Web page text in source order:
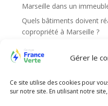
Gérer le
Ce site utilise des cookies pour
sur notre site. En utilisant notre
Marseille dans un
Quels bâtiments doivent
copropriété à Marseille ?
collectif copropriété à
un DPE collectif